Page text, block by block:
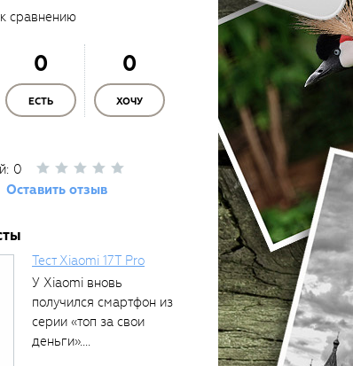
сравнению
0
ЕСТЬ
0
ХОЧУ
0
Оставить отзыв
Тест Xiaomi 17T Pro
У Xiaomi вновь
получился смартфон из
серии «топ за свои
деньги»....